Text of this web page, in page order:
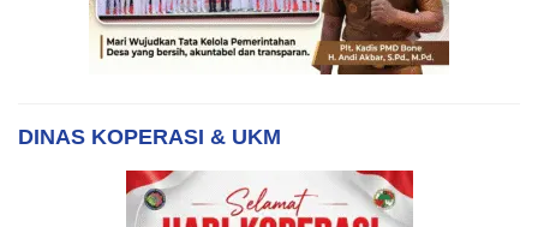
DINAS KOPERASI & UKM